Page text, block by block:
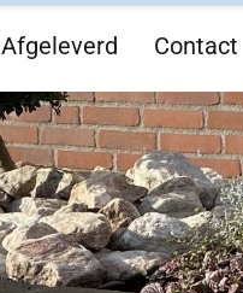
Afgeleverd Contact